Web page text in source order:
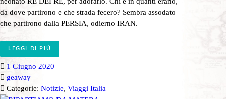
da dove partirono e che strada fecero? Sembra assodato
che partirono dalla PERSIA, odierno IRAN.
LEGGI DI PIÙ
1 Giugno 2020
geaway
Categorie: Notizie, Viaggi Italia